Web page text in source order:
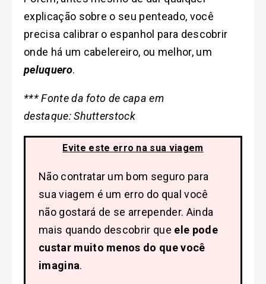
explicação sobre o seu penteado, você
precisa calibrar o espanhol para descobrir
onde há um cabelereiro, ou melhor, um
peluquero.
*** Fonte da foto de capa em
destaque: Shutterstock
Evite este erro na sua viagem
Não contratar um bom seguro para
sua viagem é um erro do qual você
não gostará de se arrepender. Ainda
mais quando descobrir que ele pode
custar muito menos do que você
imagina.